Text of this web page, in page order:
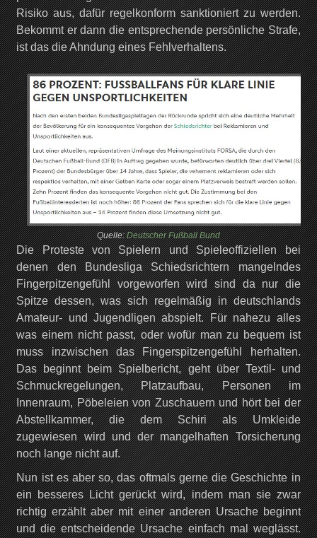
Risiko aus, dafür regelkonform sanktioniert zu werden.
Bekommt er dann die entsprechende persönliche Strafe,
ist das die Ahndung eines Fehlverhaltens.
Quelle:Deutscher Fußball Bund
Die Proteste von Spielern und Spieleoffiziellen bei
denen den Bundesliga Schiedsrichtern mangelndes
Fingerpitzengefühl vorgeworfen wird sind da nur die
Spitze dessen, was sich regelmäßig in deutschlands
Amateur- und Jugendligen abspielt. Für nahezu alles
was einem nicht passt, oder wofür man zu bequem ist
muss inzwischen das Fingerspitzengefühl herhalten.
Das beginnt beim Spielbericht, geht über Textil- und
Schmuckregelungen, Platzaufbau, Personen im
Innenraum, Pöbeleien von Zuschauern und hört bei der
Abstellkammer, die dem Schiri als Umkleide
zugewiesen wird und der mangelhaften Torsicherung
noch lange nicht auf.
Nun ist es aber so, das oftmals gerne die Geschichte in
ein besseres Licht gerückt wird, indem man sie zwar
richtig erzählt aber mit einer anderen Ursache beginnt
und die entscheidende Ursache einfach mal weglässt.